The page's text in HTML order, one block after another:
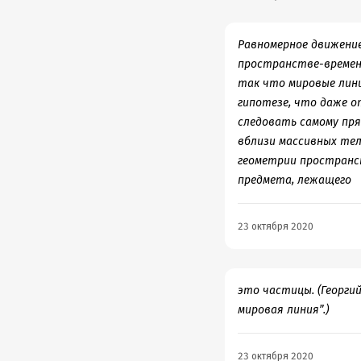
необъятное, но можно
Виленкин, все
нащупанное
опытах и
подростков,
также, в этой книге
термины и
которые можно легко
традиции, доступные
Глядя на звездное
область Вселенной
незрелыми, даже не
Равномерное
пространстве-
так что мировые
гипотезе, что даже
следовать самому
вблизи массивных
геометрии
предмета, лежащего
23 октября 2020
это частицы.
мировая линия”.)
23 октября 2020